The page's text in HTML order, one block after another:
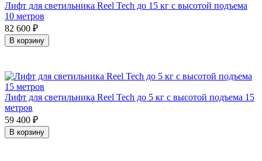
Лифт для светильника Reel Tech до 15 кг с высотой подъема
10 метров
82 600 ₽
В корзину
Лифт для светильника Reel Tech до 5 кг с высотой подъема 15
метров
59 400 ₽
В корзину